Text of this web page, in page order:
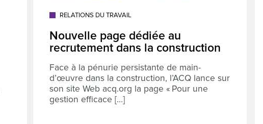
RELATIONS DU TRAVAIL
Nouvelle page dédiée au
recrutement dans la construction
Face à la pénurie persistante de main-
d’œuvre dans la construction, l’ACQ lance sur
son site Web acq.org la page « Pour une
gestion efficace [...]